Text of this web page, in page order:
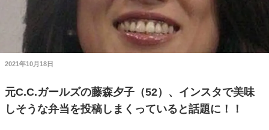
2021年10月18日
元C.C.ガールズの藤森夕子（52）、インスタで美味
しそうな弁当を投稿しまくっていると話題に！！